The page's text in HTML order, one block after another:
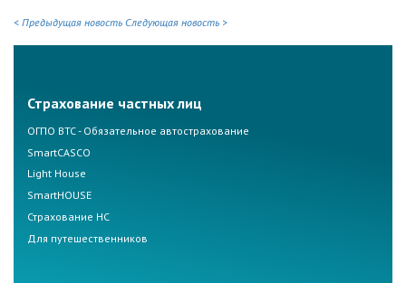
< Предыдущая новость Следующая новость >
Страхование частных лиц
ОГПО ВТС - Обязательное автострахование
SmartCASCO
Light House
SmartHOUSE
Страхование НС
Для путешественников